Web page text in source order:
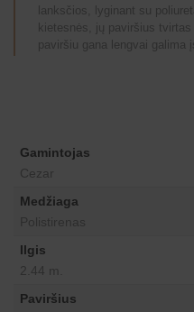
lanksčios, lyginant su
kietesnės, jų paviršius
paviršiu gana lengvai galima
Gamintojas
Cezar
Medžiaga
Ilgis
2.44 m.
Paviršius